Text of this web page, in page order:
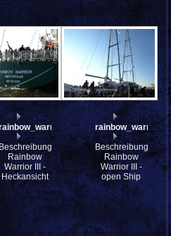
Beschreibung:
Rainbow
Warrior III -
Heckansicht
Beschreibung:
Rainbow
Warrior III -
open Ship